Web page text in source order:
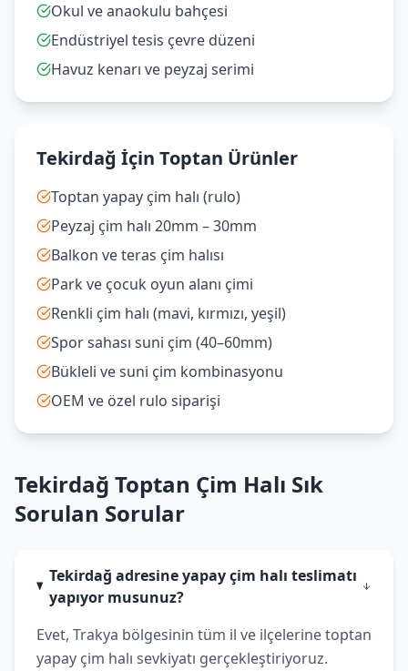
Okul ve anaokulu bahçesi
Endüstriyel tesis çevre düzeni
Havuz kenarı ve peyzaj serimi
Tekirdağ İçin Toptan Ürünler
Toptan yapay çim halı (rulo)
Peyzaj çim halı 20mm – 30mm
Balkon ve teras çim halısı
Park ve çocuk oyun alanı çimi
Renkli çim halı (mavi, kırmızı, yeşil)
Spor sahası suni çim (40–60mm)
Bükleli ve suni çim kombinasyonu
OEM ve özel rulo siparişi
Tekirdağ Toptan Çim Halı Sık
Sorulan Sorular
Tekirdağ adresine yapay çim halı teslimatı
yapıyor musunuz?
Evet, Trakya bölgesinin tüm il ve ilçelerine toptan
yapay çim halı sevkiyatı gerçekleştiriyoruz.